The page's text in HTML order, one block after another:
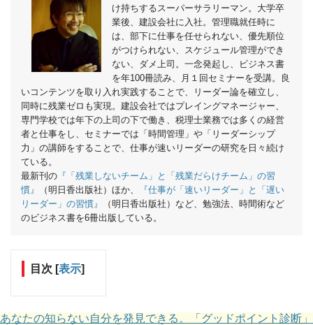
け持ちするスーパーサラリーマン。 大学卒
業後、建設会社に入社。管理職就任時に
は、部下に仕事を任せられない、優先順位
がつけられない、スケジュール管理ができ
ない、ダメ上司。一念発起し、ビジネス書
を年100冊読み、月１回セミナーを受講。良
いコンテンツを取り入れ実践することで、リーダー論を確立し、
同時に残業ゼロも実現。建設会社ではプレイングマネージャー、
専門学校では年下の上司の下で働き、税理士業務では多くの経営
者と仕事をし、セミナーでは「時間管理」や「リーダーシップ
力」の講師をすることで、仕事が速いリーダーの研究を日々続け
ている。
最新刊の 『「残業しないチーム」と「残業だらけチーム」の習
慣』
（明日香出版社）ほか、
『仕事が「速いリーダー」と「遅い
リーダー」の習慣』
（明日香出版社）など、勉強法、時間術など
のビジネス書を6冊出版している。
目次 [表示]
あなたの知らない自分を発見できる。「グッドポイント診断」